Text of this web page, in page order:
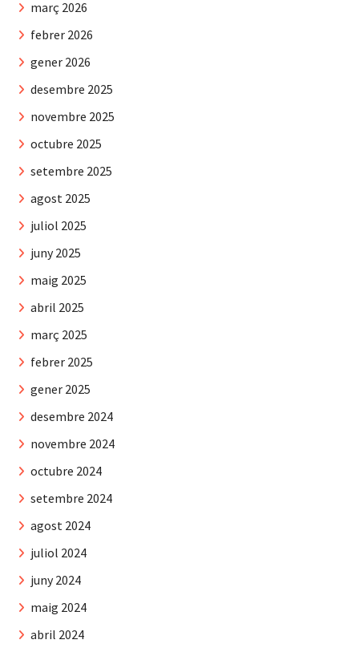
març 2026
febrer 2026
gener 2026
desembre 2025
novembre 2025
octubre 2025
setembre 2025
agost 2025
juliol 2025
juny 2025
maig 2025
abril 2025
març 2025
febrer 2025
gener 2025
desembre 2024
novembre 2024
octubre 2024
setembre 2024
agost 2024
juliol 2024
juny 2024
maig 2024
abril 2024